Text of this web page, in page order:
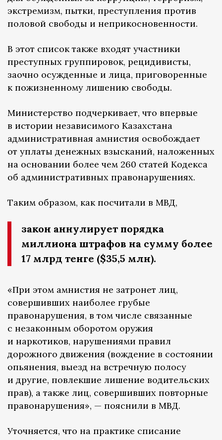
экстремизм, пытки, преступления против
половой свободы и неприкосновенности.
В этот список также входят участники
преступных группировок, рецидивисты,
заочно осужденные и лица, приговоренные
к пожизненному лишению свободы.
Министерство подчеркивает, что впервые
в истории независимого Казахстана
административная амнистия освобождает
от уплаты денежных взысканий, наложенных
на основании более чем 260 статей Кодекса
об административных правонарушениях.
Таким образом, как посчитали в МВД,
закон аннулирует порядка
миллиона штрафов на сумму более
17 млрд тенге ($35,5 млн).
«При этом амнистия не затронет лиц,
совершивших наиболее грубые
правонарушения, в том числе связанные
с незаконным оборотом оружия
и наркотиков, нарушениями правил
дорожного движения (вождение в состоянии
опьянения, выезд на встречную полосу
и другие, повлекшие лишение водительских
прав), а также лиц, совершивших повторные
правонарушения», — пояснили в МВД.
Уточняется, что на практике списание